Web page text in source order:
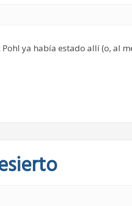
ya había estado allí (o, al